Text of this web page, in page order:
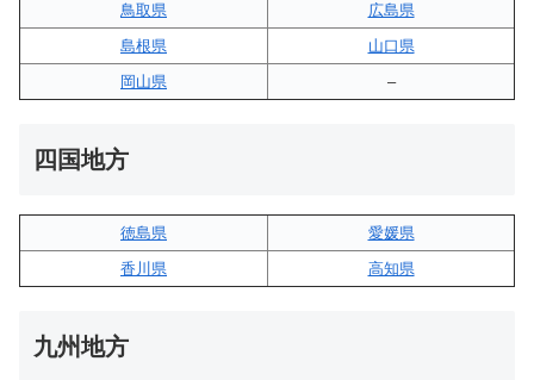
鳥取県
広島県
島根県
山口県
岡山県
–
四国地方
徳島県
愛媛県
香川県
高知県
九州地方